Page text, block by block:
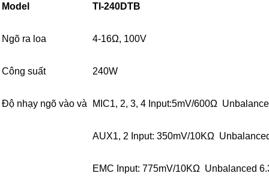
Model TI-240DTB
Ngõ ra loa 4-16Ω, 100V
Công suất 240W
Độ nhạy ngõ vào và MIC1, 2, 3, 4 Input:5mV/600Ω
AUX1, 2 Input: 350mV/10KΩ
EMC Input: 775mV/10KΩ Unbalanced